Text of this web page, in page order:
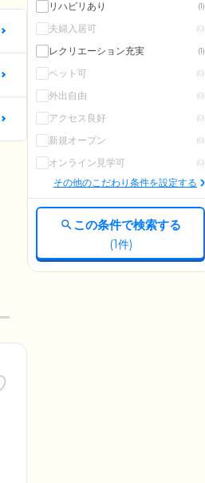
リハビリあり (1)
夫婦入居可 (0)
レクリエーション充実 (1)
ペット可 (0)
外出自由 (0)
アクセス良好 (0)
新規オープン (0)
オンライン見学可 (0)
その他のこだわり条件を設定する
この条件で検索する
(1件)